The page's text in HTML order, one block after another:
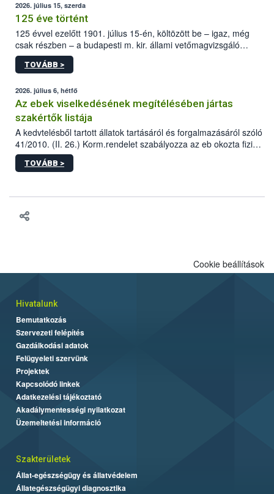
2026. július 15, szerda
125 éve történt
125 évvel ezelőtt 1901. július 15-én, költözött be – igaz, még
csak részben – a budapesti m. kir. állami vetőmagvizsgáló
állomás a Kis Rókus utca 15. szám alatti, Czigler Győző által
tervezett új épületébe.
TOVÁBB >
2026. július 6, hétfő
Az ebek viselkedésének megítélésében jártas
szakértők listája
A kedvtelésből tartott állatok tartásáról és forgalmazásáról szóló
41/2010. (II. 26.) Korm.rendelet szabályozza az eb okozta fizikai
sérülés, illetve ennek veszélye keletkezésekor felmerülő
hatósági feladatokat, valamint a veszélyes eb tartását és annak
TOVÁBB >
Cookie beállítások
Hivatalunk
Bemutatkozás
Szervezeti felépítés
Gazdálkodási adatok
Felügyeleti szervünk
Projektek
Kapcsolódó linkek
Adatkezelési tájékoztató
Akadálymentességi nyilatkozat
Üzemeltetési információ
Szakterületek
Állat-egészségügy és állatvédelem
Állategészségügyi diagnosztika